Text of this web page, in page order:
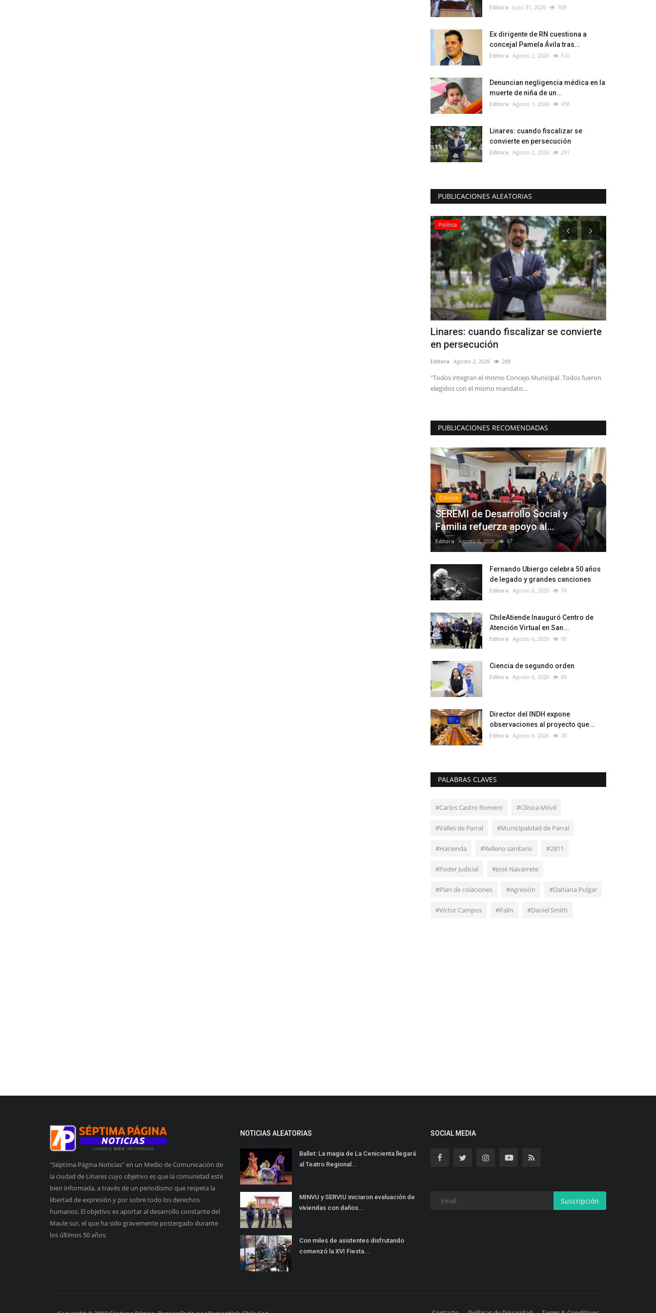
Editora Julio 31, 2026 709
Ex dirigente de RN cuestiona a
concejal Pamela Ávila tras...
Editora Agosto 2, 2026 510
Denuncian negligencia médica en la
muerte de niña de un...
Editora Agosto 1, 2026 458
Linares: cuando fiscalizar se
convierte en persecución
Editora Agosto 2, 2026 291
PUBLICACIONES ALEATORIAS
Política
Linares: cuando fiscalizar se convierte
en persecución
Editora Agosto 2, 2026 288
"Todos integran el mismo Concejo Municipal. Todos fueron
elegidos con el mismo mandato...
PUBLICACIONES RECOMENDADAS
Crónica
SEREMI de Desarrollo Social y
Familia refuerza apoyo al...
Editora Agosto 6, 2026 87
Fernando Ubiergo celebra 50 años
de legado y grandes canciones
Editora Agosto 6, 2026 74
ChileAtiende Inauguró Centro de
Atención Virtual en San...
Editora Agosto 6, 2026 95
Ciencia de segundo orden
Editora Agosto 6, 2026 89
Director del INDH expone
observaciones al proyecto que...
Editora Agosto 6, 2026 78
PALABRAS CLAVES
#Carlos Castro Romero #Clínica Móvil
#Valles de Parral #Municipalidad de Parral
#Hacienda #Relleno sanitario #2811
#Poder Judicial #José Navarrete
#Plan de colaciones #Agresión #Dahiana Pulgar
#Víctor Campos #Palín #Daniel Smith
"Séptima Página Noticias" en un Medio de Comunicación de
la ciudad de Linares cuyo objetivo es que la comunidad esté
bien informada, a través de un periodismo que respeta la
libertad de expresión y por sobre todo los derechos
humanos. El objetivo es aportar al desarrollo constante del
Maule sur, el que ha sido gravemente postergado durante
los últimos 50 años.
NOTICIAS ALEATORIAS
Ballet: La magia de La Cenicienta llegará
al Teatro Regional...
MINVU y SERVIU iniciaron evaluación de
viviendas con daños...
Con miles de asistentes disfrutando
comenzó la XVI Fiesta...
SOCIAL MEDIA
Suscripción